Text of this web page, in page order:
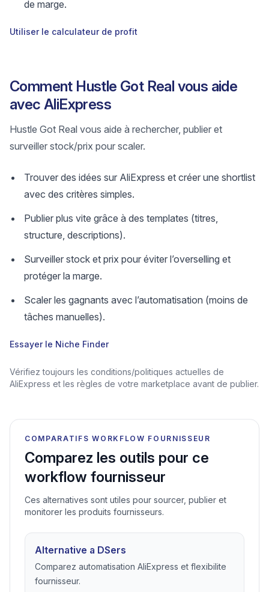
de marge.
Utiliser le calculateur de profit
Comment Hustle Got Real vous aide
avec AliExpress
Hustle Got Real vous aide à rechercher, publier et
surveiller stock/prix pour scaler.
Trouver des idées sur AliExpress et créer une shortlist
avec des critères simples.
Publier plus vite grâce à des templates (titres,
structure, descriptions).
Surveiller stock et prix pour éviter l’overselling et
protéger la marge.
Scaler les gagnants avec l’automatisation (moins de
tâches manuelles).
Essayer le Niche Finder
Vérifiez toujours les conditions/politiques actuelles de
AliExpress et les règles de votre marketplace avant de publier.
COMPARATIFS WORKFLOW FOURNISSEUR
Comparez les outils pour ce
workflow fournisseur
Ces alternatives sont utiles pour sourcer, publier et
monitorer les produits fournisseurs.
Alternative a DSers
Comparez automatisation AliExpress et flexibilite
fournisseur.